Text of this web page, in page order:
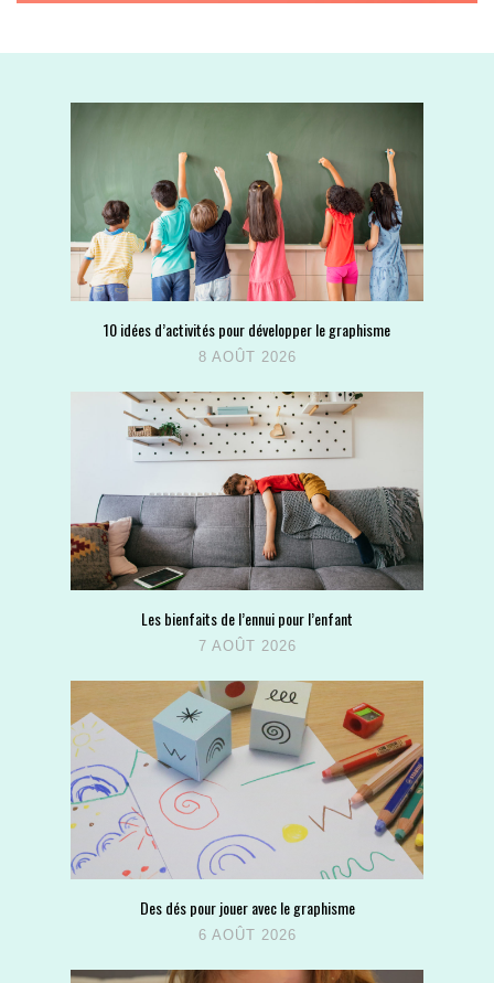
10 idées d’activités pour développer le graphisme
8 AOÛT 2026
Les bienfaits de l’ennui pour l’enfant
7 AOÛT 2026
Des dés pour jouer avec le graphisme
6 AOÛT 2026